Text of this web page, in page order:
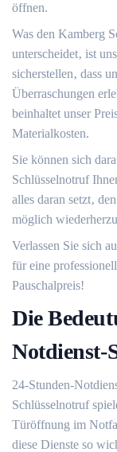
öffnen.
Was den Kamberg
unterscheidet‚ ist
sicherstellen‚ dass
Überraschungen
beinhaltet unser
Materialkosten.
Sie können sich
Schlüsselnotruf
alles daran setzt‚
möglich
Verlassen Sie sich
für eine
Pauschalpreis!​
Die
Notdienst-
24-Stunden-
Schlüsselnotruf
Türöffnung im
diese Dienste so